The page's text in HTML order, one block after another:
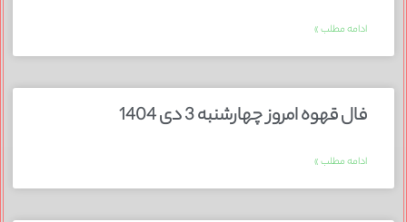
ادامه مطلب »
فال قهوه امروز چهارشنبه 3 دی 1404
ادامه مطلب »